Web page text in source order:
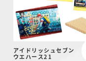
アイドリッシュセブン
ウエハース21